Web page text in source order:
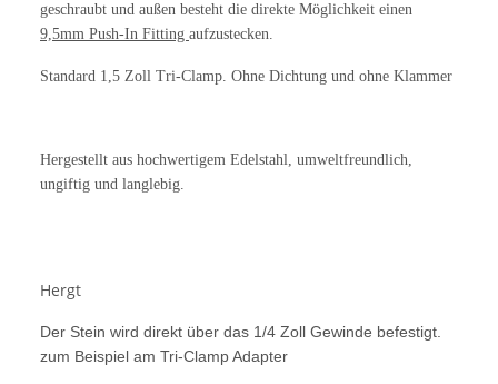
geschraubt und außen besteht die direkte Möglichkeit einen
9,5mm Push-In Fitting aufzustecken.
Standard 1,5 Zoll Tri-Clamp. Ohne Dichtung und ohne Klammer
Hergestellt aus hochwertigem Edelstahl, umweltfreundlich,
ungiftig und langlebig.
Hergt
Der Stein wird direkt über das 1/4 Zoll Gewinde befestigt.
zum Beispiel am Tri-Clamp Adapter